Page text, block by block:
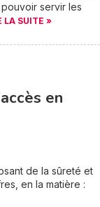
servir les
LA SUITE »
en
de la sûreté et
en la matière :